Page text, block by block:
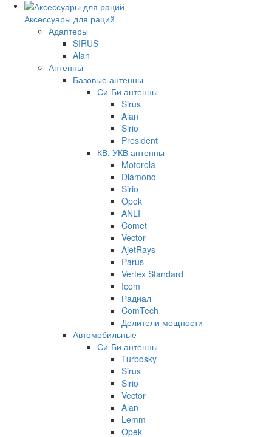
Аксессуары для раций
Адаптеры
SIRUS
Alan
Антенны
Базовые антенны
Си-Би антенны
Sirus
Alan
Sirio
President
КВ, УКВ антенны
Motorola
Diamond
Sirio
Opek
ANLI
Comet
Vector
AjetRays
Parus
Vertex Standard
Icom
Радиал
ComTech
Делители мощности
Автомобильные
Си-Би антенны
Turbosky
Sirus
Sirio
Vector
Alan
Lemm
Opek